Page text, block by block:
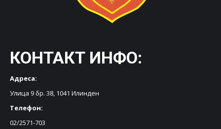
КОНТАКТ ИНФО:
Адреса:
Улица 9 бр. 38, 1041 Илинден
Телефон:
02/2571-703